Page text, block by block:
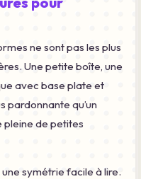
ne sont pas les plus
Une petite boîte, une
avec base plate et
pardonnante qu’un
pleine de petites
symétrie facile à lire.